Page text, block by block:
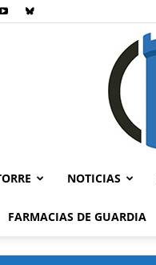
NOTICIAS
FARMACIAS DE GUARDIA